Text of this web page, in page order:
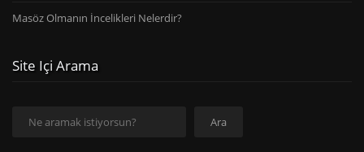
Masöz Olmanın İncelikleri Nelerdir?
Site Içi Arama
Ara